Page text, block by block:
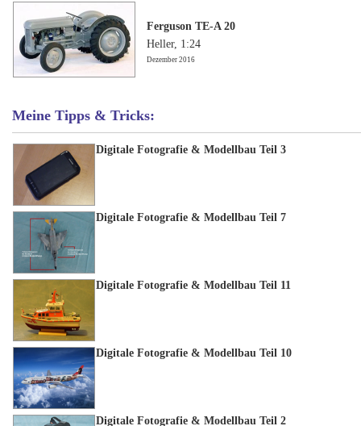
Ferguson TE-A 20
Heller, 1:24
Dezember 2016
Meine Tipps & Tricks:
Digitale Fotografie & Modellbau Teil 3
Digitale Fotografie & Modellbau Teil 7
Digitale Fotografie & Modellbau Teil 11
Digitale Fotografie & Modellbau Teil 10
Digitale Fotografie & Modellbau Teil 2